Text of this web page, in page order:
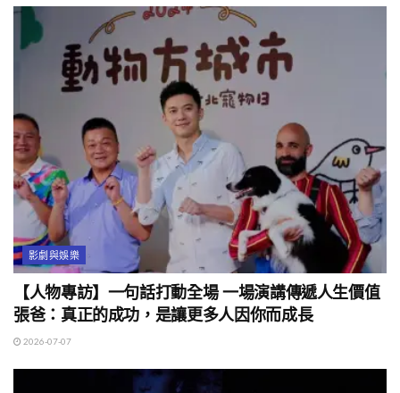
影劇與娛樂
【人物專訪】一句話打動全場 一場演講傳遞人生價值
張爸：真正的成功，是讓更多人因你而成長
2026-07-07